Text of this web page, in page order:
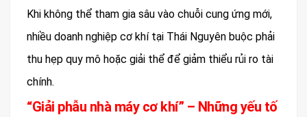
Khi không thể tham gia sâu vào chuỗi cung ứng mới,
nhiều doanh nghiệp cơ khí tại Thái Nguyên buộc phải
thu hẹp quy mô hoặc giải thể để giảm thiểu rủi ro tài
chính.
“Giải phẫu nhà máy cơ khí” – Những yếu tố